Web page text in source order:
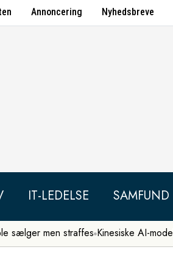
Annoncering Nyhedsbreve
IT-LEDELSE SAMFUND
sælger men straffes Kinesiske AI-